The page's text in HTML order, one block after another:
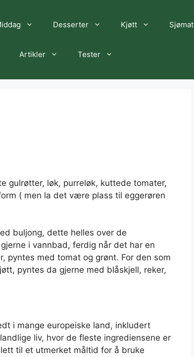
Desserter Kjøtt Sjømat
Artikler Tester
gulrøtter, løk, purreløk, kuttede tomater,
( men la det være plass til eggerøren
buljong, dette helles over de
i vannbad, ferdig når det har en
pyntes med tomat og grønt. For den som
pyntes da gjerne med blåskjell, reker,
i mange europeiske land, inkludert
liv, hvor de fleste ingrediensene er
til et utmerket måltid for å bruke